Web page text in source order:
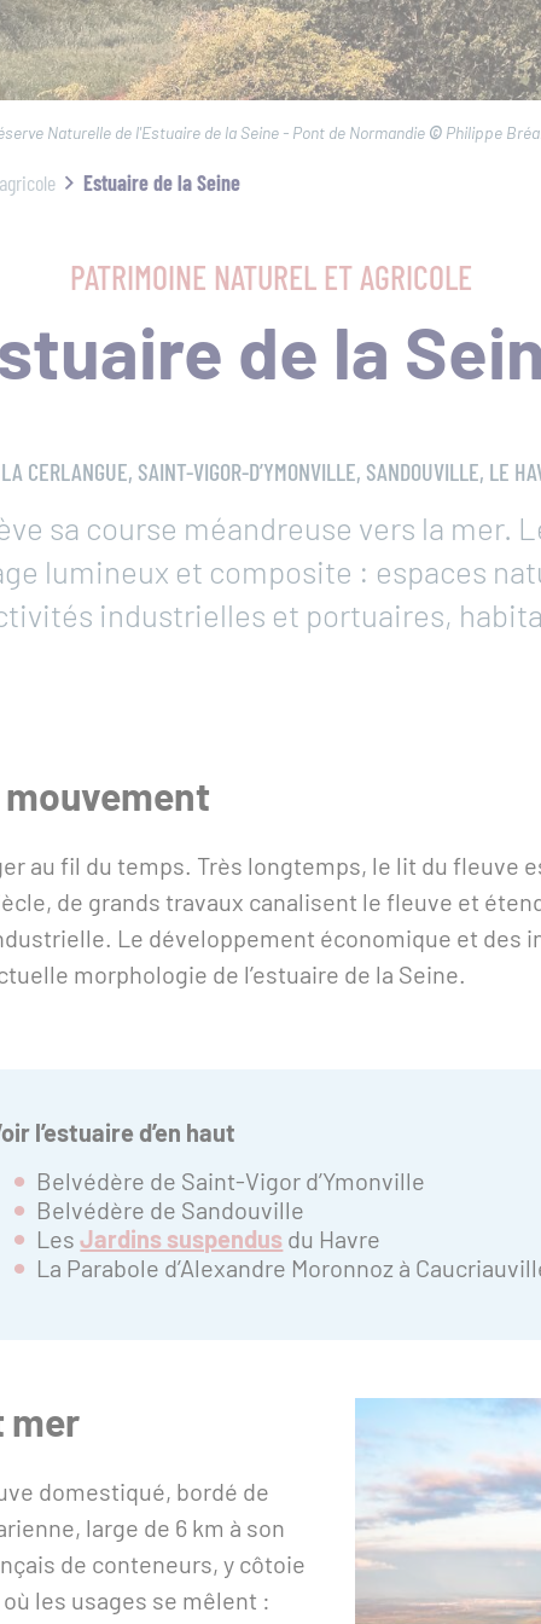
Naturelle de l'Estuaire de la Seine - Pont de Normandie © Philippe
Estuaire de la Seine
PATRIMOINE NATUREL ET AGRICOLE
de la
LA CERLANGUE, SAINT-VIGOR-D’YMONVILLE, SANDOUVILLE, LE
sa course méandreuse vers la mer.
lumineux et composite : espaces
industrielles et portuaires,
mouvement
au fil du temps. Très longtemps, le lit du
de grands travaux canalisent le fleuve et
Le développement économique et des
morphologie de l’estuaire de la Seine.
l’estuaire d’en haut
Belvédère de Saint-Vigor d’Ymonville
Belvédère de Sandouville
LesJardins suspendus du Havre
La Parabole d’Alexandre Moronnoz à
mer
domestiqué, bordé de
large de 6 km à son
de conteneurs, y côtoie
les usages se mêlent :